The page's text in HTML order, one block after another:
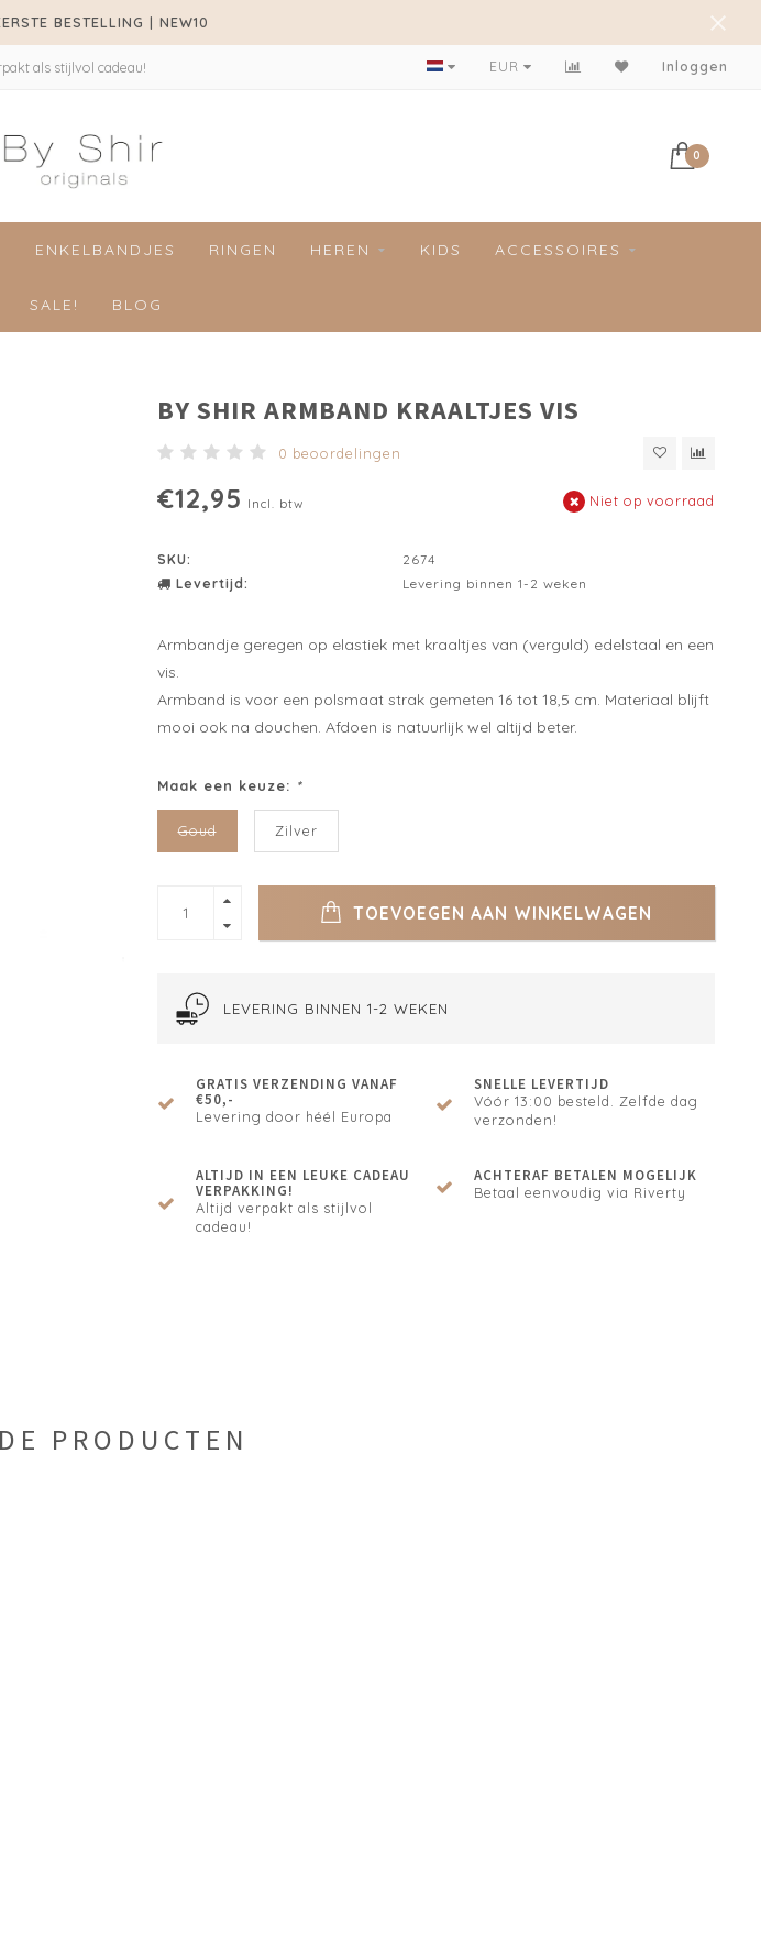
BESTELLING | NEW10
als stijlvol cadeau! Achteraf betalen mogelijk!
EUR Inloggen
0
ENKELBANDJES RINGEN HEREN KIDS ACCESSOIRES
SALE! BLOG
BY SHIR ARMBAND KRAALTJES VIS
0 beoordelingen
€12,95 Incl. btw Niet op voorraad
SKU:
2674
Levertijd:
Levering binnen 1-2 weken
Armbandje geregen op elastiek met kraaltjes van (verguld) edelstaal en een
vis.
Armband is voor een polsmaat strak gemeten 16 tot 18,5 cm. Materiaal blijft
mooi ook na douchen. Afdoen is natuurlijk wel altijd beter.
Maak een keuze: *
Goud Zilver
TOEVOEGEN AAN WINKELWAGEN
LEVERING BINNEN 1-2 WEKEN
GRATIS VERZENDING VANAF
€50,-
Levering door héél Europa
SNELLE LEVERTIJD
Vóór 13:00 besteld. Zelfde dag
verzonden!
ALTIJD IN EEN LEUKE CADEAU
VERPAKKING!
Altijd verpakt als stijlvol
cadeau!
ACHTERAF BETALEN MOGELIJK
Betaal eenvoudig via Riverty
PRODUCTEN